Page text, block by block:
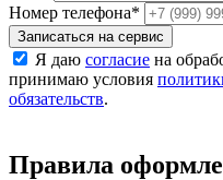
Номер телефона*
Записаться на сервис
Я даю согласие на
принимаю условия
обязательств.
Правила